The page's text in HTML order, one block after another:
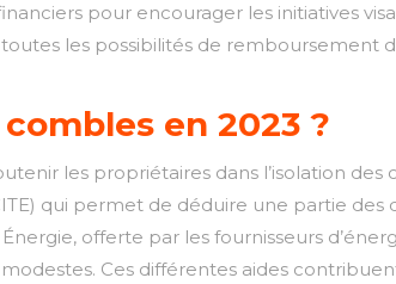
pour encourager les initiatives
les possibilités de remboursement
en 2023 ?
les propriétaires dans l’isolation
qui permet de déduire une partie des
offerte par les fournisseurs
Ces différentes aides